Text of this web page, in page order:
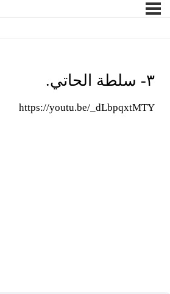
٣- سلطة الحاتي.
https://youtu.be/_dLbpqxtMTY